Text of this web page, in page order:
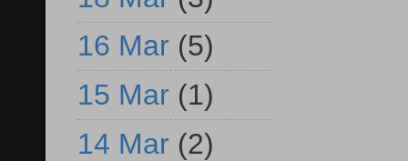
16 Mar (5)
15 Mar (1)
14 Mar (2)